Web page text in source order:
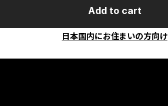
Add to cart
日本国内にお住まいの方向け